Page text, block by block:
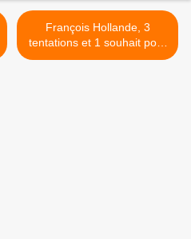
François Hollande, 3
tentations et 1 souhait pour
sauver la planète >